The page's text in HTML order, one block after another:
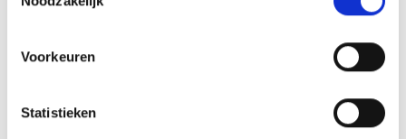
Voorkeuren
Statistieken